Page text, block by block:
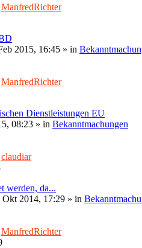
ManfredRichter
2015, 16:45 » in
ManfredRichter
Dienstleistungen EU
08:23 » in Bekanntmachungen
claudiar
werden, da...
Okt 2014, 17:29 » in
ManfredRichter